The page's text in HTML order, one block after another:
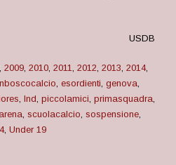
USDB
, 2009, 2010, 2011, 2012, 2013, 2014,
, esordienti, genova,
, lnd, piccolamici, primasquadra,
, scuolacalcio, sospensione,
, Under 19